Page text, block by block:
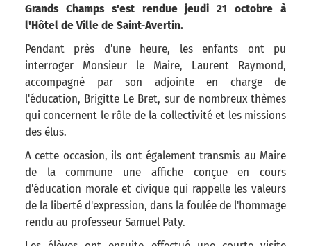
Grands Champs s'est rendue jeudi 21 octobre à
l'Hôtel de Ville de Saint-Avertin.
Pendant près d'une heure, les enfants ont pu
interroger Monsieur le Maire, Laurent Raymond,
accompagné par son adjointe en charge de
l'éducation, Brigitte Le Bret, sur de nombreux thèmes
qui concernent le rôle de la collectivité et les missions
des élus.
A cette occasion, ils ont également transmis au Maire
de la commune une affiche conçue en cours
d'éducation morale et civique qui rappelle les valeurs
de la liberté d'expression, dans la foulée de l'hommage
rendu au professeur Samuel Paty.